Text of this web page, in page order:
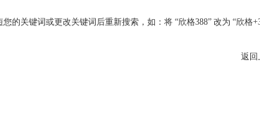
您的关键词或更改关键词后重新搜索，如：将 “欣格388” 改为 “欣格
返回